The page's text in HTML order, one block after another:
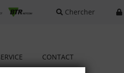
Chercher
CONTACT